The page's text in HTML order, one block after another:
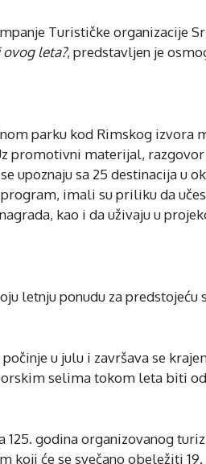
Turističke organizacije
leta?, predstavljen je
parku kod Rimskog izvora
promotivni materijal,
upoznaju sa 25 destinacija u
imali su priliku da
kao i da uživaju u
letnju ponudu za predstojeću
u julu i završava se
selima tokom leta biti
godina organizovanog
će se svečano obeležiti 19.